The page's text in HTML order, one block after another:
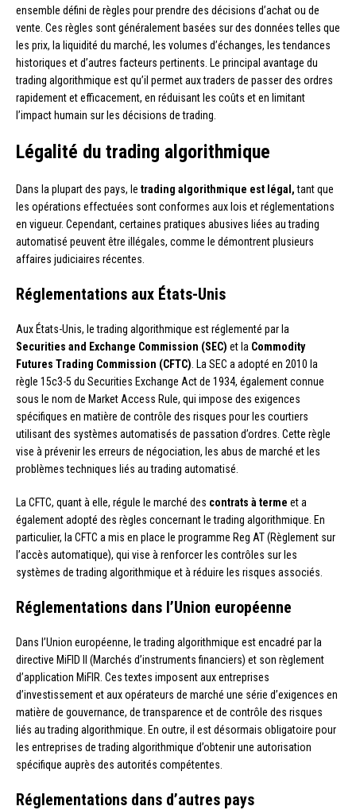
ensemble défini de règles pour prendre des décisions d’achat ou de
vente. Ces règles sont généralement basées sur des données telles que
les prix, la liquidité du marché, les volumes d’échanges, les tendances
historiques et d’autres facteurs pertinents. Le principal avantage du
trading algorithmique est qu’il permet aux traders de passer des ordres
rapidement et efficacement, en réduisant les coûts et en limitant
l’impact humain sur les décisions de trading.
Légalité du trading algorithmique
Dans la plupart des pays, le trading algorithmique est légal,tant que
les opérations effectuées sont conformes aux lois et réglementations
en vigueur. Cependant, certaines pratiques abusives liées au trading
automatisé peuvent être illégales, comme le démontrent plusieurs
affaires judiciaires récentes.
Réglementations aux États-Unis
Aux États-Unis, le trading algorithmique est réglementé par la
Securities and Exchange Commission (SEC) et la Commodity
Futures Trading Commission (CFTC) . La SEC a adopté en 2010 la
règle 15c3-5 du Securities Exchange Act de 1934, également connue
sous le nom de Market Access Rule, qui impose des exigences
spécifiques en matière de contrôle des risques pour les courtiers
utilisant des systèmes automatisés de passation d’ordres. Cette règle
vise à prévenir les erreurs de négociation, les abus de marché et les
problèmes techniques liés au trading automatisé.
La CFTC, quant à elle, régule le marché des contrats à terme et a
également adopté des règles concernant le trading algorithmique. En
particulier, la CFTC a mis en place le programme Reg AT (Règlement sur
l’accès automatique), qui vise à renforcer les contrôles sur les
systèmes de trading algorithmique et à réduire les risques associés.
Réglementations dans l’Union européenne
Dans l’Union européenne, le trading algorithmique est encadré par la
directive MiFID II (Marchés d’instruments financiers) et son règlement
d’application MiFIR. Ces textes imposent aux entreprises
d’investissement et aux opérateurs de marché une série d’exigences en
matière de gouvernance, de transparence et de contrôle des risques
liés au trading algorithmique. En outre, il est désormais obligatoire pour
les entreprises de trading algorithmique d’obtenir une autorisation
spécifique auprès des autorités compétentes.
Réglementations dans d’autres pays